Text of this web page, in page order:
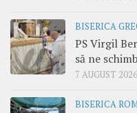
BISERICA
PS Virgil
să ne
7 AUGUST 2026
BISERICA